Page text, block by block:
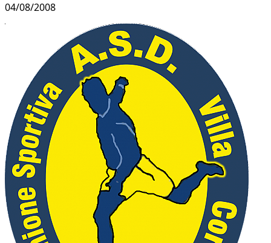
04/08/2008